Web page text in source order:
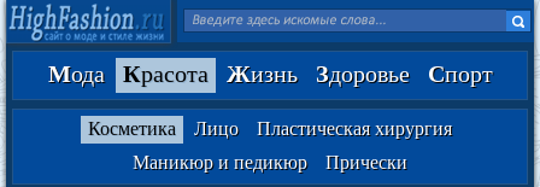
Мода Красота Жизнь Здоровье Спорт
Косметика Лицо
Пластическая хирургия
Маникюр и педикюр
Прически